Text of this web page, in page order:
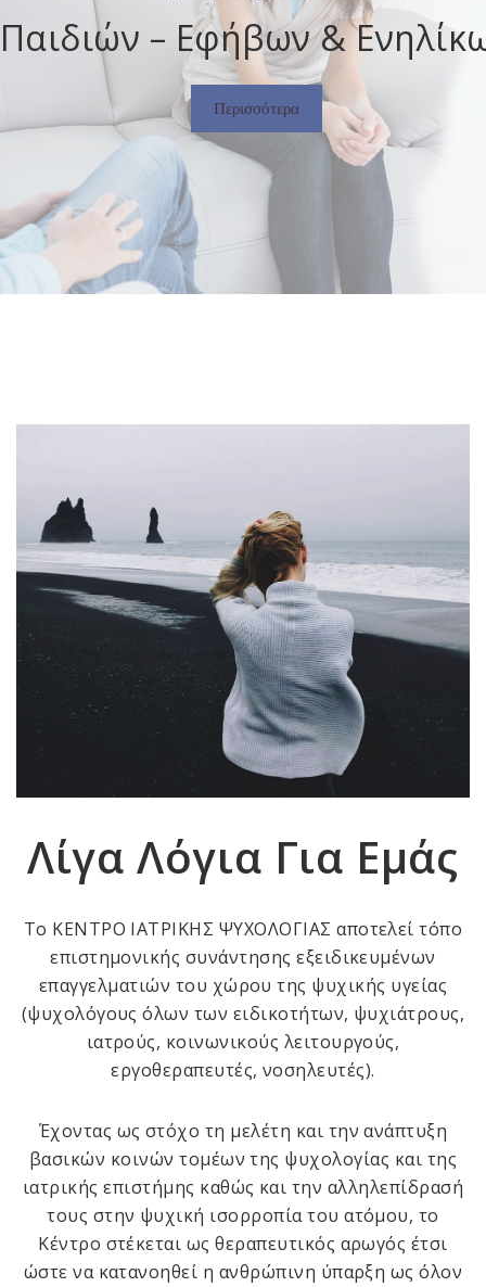
Παιδιών – Εφήβων &
Περισσότερα
Λίγα Λόγια Για Εμάς
Το ΚΕΝΤΡΟ ΙΑΤΡΙΚΗΣ ΨΥΧΟΛΟΓΙΑΣ αποτελεί τόπο
επιστημονικής συνάντησης εξειδικευμένων
επαγγελματιών του χώρου της ψυχικής υγείας
(ψυχολόγους όλων των ειδικοτήτων, ψυχιάτρους,
ιατρούς, κοινωνικούς λειτουργούς,
εργοθεραπευτές, νοσηλευτές).
Έχοντας ως στόχο τη μελέτη και την ανάπτυξη
βασικών κοινών τομέων της ψυχολογίας και της
ιατρικής επιστήμης καθώς και την αλληλεπίδρασή
τους στην ψυχική ισορροπία του ατόμου, το
Κέντρο στέκεται ως θεραπευτικός αρωγός έτσι
ώστε να κατανοηθεί η ανθρώπινη ύπαρξη ως όλον